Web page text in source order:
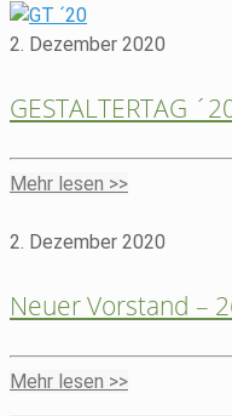
2. Dezember 2020
GESTALTERTAG
Mehr lesen >>
2. Dezember 2020
Neuer Vorstand –
Mehr lesen >>